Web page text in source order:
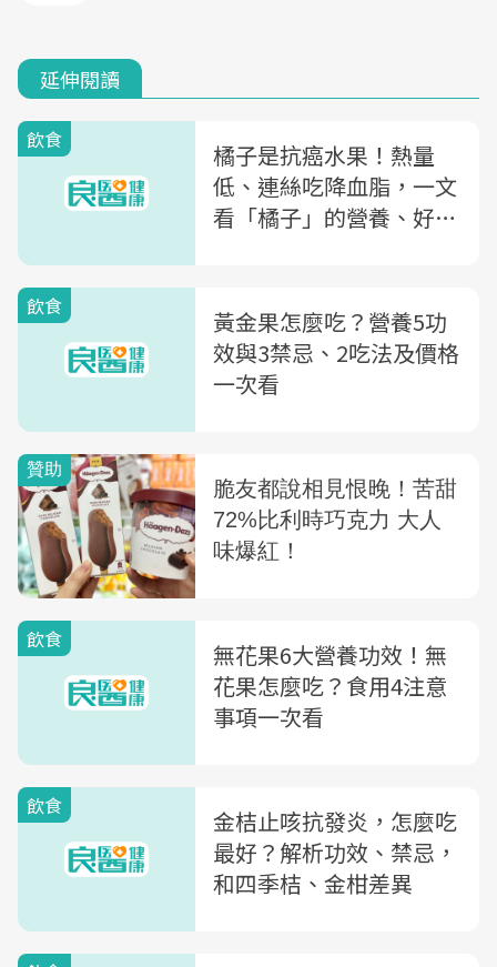
延伸閱讀
飲食
橘子是抗癌水果！熱量
低、連絲吃降血脂，一文
看「橘子」的營養、好
飲食
黃金果怎麼吃？營養5功
效與3禁忌、2吃法及價格
一次看
飲食
無花果6大營養功效！無
花果怎麼吃？食用4注意
事項一次看
飲食
金桔止咳抗發炎，怎麼吃
最好？解析功效、禁忌，
和四季桔、金柑差異